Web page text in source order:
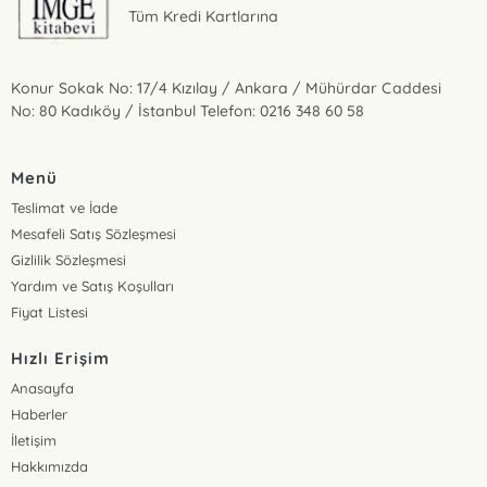
Tüm Kredi Kartlarına
Konur Sokak No: 17/4 Kızılay / Ankara / Mühürdar Caddesi
No: 80 Kadıköy / İstanbul Telefon: 0216 348 60 58
Menü
Teslimat ve İade
Mesafeli Satış Sözleşmesi
Gizlilik Sözleşmesi
Yardım ve Satış Koşulları
Fiyat Listesi
Hızlı Erişim
Anasayfa
Haberler
İletişim
Hakkımızda